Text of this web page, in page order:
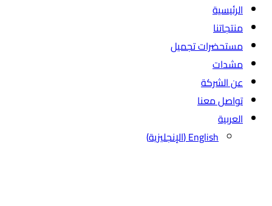
الرئيسية
منتجاتنا
مستحضرات تجميل
مشدات
عن الشركة
تواصل معنا
العربية
English
(الإنجليزية)